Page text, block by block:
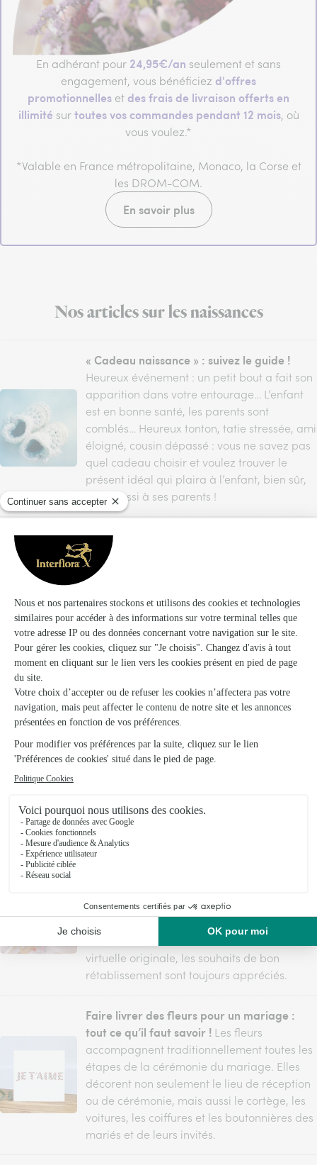
En adhérant pour 24,95€/an seulement et sans
engagement, vous bénéficiez d'offres
promotionnelles et des frais de livraison offerts en
illimité surtoutes vos commandes pendant 12 mois, où
vous voulez.*
*Valable en France métropolitaine, Monaco, la Corse et
les DROM-COM.
En savoir plus
Nos articles sur les naissances
« Cadeau naissance » : suivez le guide !
Heureux événement : un petit bout a fait son
apparition dans votre entourage… L’enfant
est en bonne santé, les parents sont
comblés… Heureux tonton, tatie stressée, ami
éloigné, cousin dépassé : vous ne savez pas
quel cadeau choisir et voulez trouver le
présent idéal qui plaira à l’enfant, bien sûr,
mais aussi à ses parents !
Faire livrer des fleurs pour une naissance
Un bouquet de fleurs s’offre
traditionnellement pour célébrer une
bienvenue au nouveau-né, accompagne la
maman vers un prompt rétablissement et
promet de grands moments d’émotion aux
nouveaux parents. Mais quelle composition
Quelles fleurs offrir en fonction du mois de
naissance ?Une naissance est toujours un
événement exceptionnel à célébrer comme il
se doit. Premier jour de la vie d'un enfant et
idéal.
Idées de messages pour un prompt
remonter le moral d’un proche en
livraison de fleurs ou adressés via une carte
virtuelle originale, les souhaits de bon
rétablissement sont toujours appréciés.
Faire livrer des fleurs pour un mariage :
tout ce qu’il faut savoir ! Les fleurs
accompagnent traditionnellement toutes les
étapes de la cérémonie du mariage. Elles
décorent non seulement le lieu de réception
ou de cérémonie, mais aussi le cortège, les
voitures, les coiffures et les boutonnières des
mariés et de leurs invités.